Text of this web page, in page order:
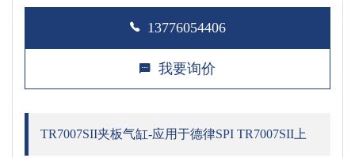
13776054406
我要询价
TR7007SII夹板气缸-应用于德律SPI TR7007SII上